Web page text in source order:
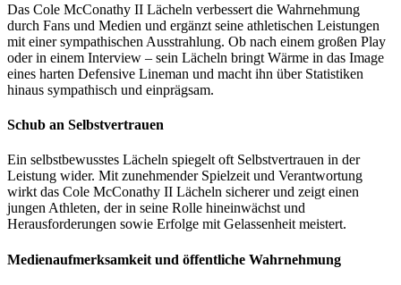
Das Cole McConathy II Lächeln verbessert die Wahrnehmung
durch Fans und Medien und ergänzt seine athletischen Leistungen
mit einer sympathischen Ausstrahlung. Ob nach einem großen Play
oder in einem Interview – sein Lächeln bringt Wärme in das Image
eines harten Defensive Lineman und macht ihn über Statistiken
hinaus sympathisch und einprägsam.
Schub an Selbstvertrauen
Ein selbstbewusstes Lächeln spiegelt oft Selbstvertrauen in der
Leistung wider. Mit zunehmender Spielzeit und Verantwortung
wirkt das Cole McConathy II Lächeln sicherer und zeigt einen
jungen Athleten, der in seine Rolle hineinwächst und
Herausforderungen sowie Erfolge mit Gelassenheit meistert.
Medienaufmerksamkeit und öffentliche Wahrnehmung